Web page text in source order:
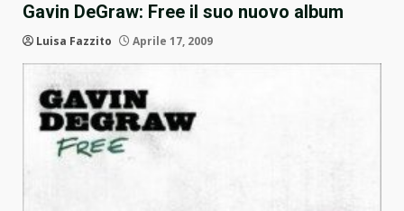
Gavin DeGraw: Free il suo nuovo album
Luisa Fazzito Aprile 17, 2009